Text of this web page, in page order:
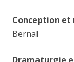
Conception
Bernal